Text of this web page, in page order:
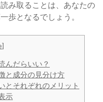
み取ることは、あなたの
歩となるでしょう。
]
んだらいい？
と成分の見分け方
とそれぞれのメリット
示